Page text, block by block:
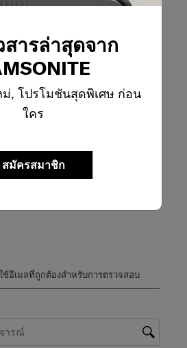
ารล่าสุดจาก
, โปรโมชันสุดพิเศษ ก่อน
ใคร
สมัครสมาชิก
บทวิจารณ์0 บท
0
ช้อีเมลที่ถูกต้องสำหรับการตรวจสอบ
บภูมิภาคการค้นหา